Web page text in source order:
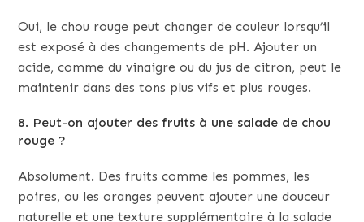
Oui, le chou rouge peut changer de couleur lorsqu’il
est exposé à des changements de pH. Ajouter un
acide, comme du vinaigre ou du jus de citron, peut le
maintenir dans des tons plus vifs et plus rouges.
8. Peut-on ajouter des fruits à une salade de chou
rouge ?
Absolument. Des fruits comme les pommes, les
poires, ou les oranges peuvent ajouter une douceur
naturelle et une texture supplémentaire à la salade